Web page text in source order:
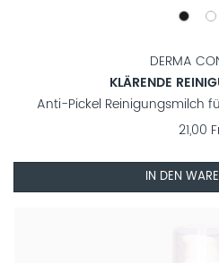
DERMA
KLÄRENDE
Anti-Pickel Reinigungsmilch
21,00
IN DEN